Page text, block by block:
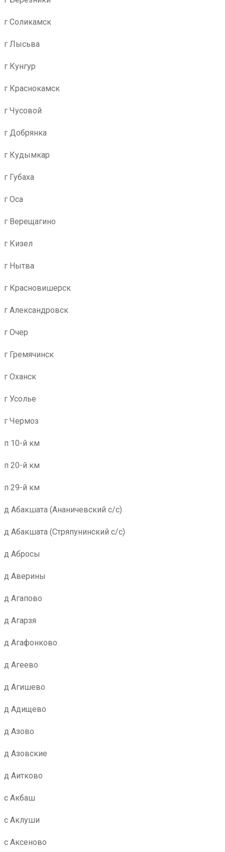
г Соликамск
г Лысьва
г Кунгур
г Краснокамск
г Чусовой
г Добрянка
г Кудымкар
г Губаха
г Оса
г Верещагино
г Кизел
г Нытва
г Красновишерск
г Александровск
г Очер
г Гремячинск
г Оханск
г Усолье
г Чермоз
п 10-й км
п 20-й км
п 29-й км
д Абакшата (Ананичевский с/с)
д Абакшата (Стряпунинский с/с)
д Абросы
д Аверины
д Агапово
д Агарзя
д Агафонково
д Агеево
д Агишево
д Адищево
д Азово
д Азовские
д Аитково
с Акбаш
с Аклуши
с Аксеново